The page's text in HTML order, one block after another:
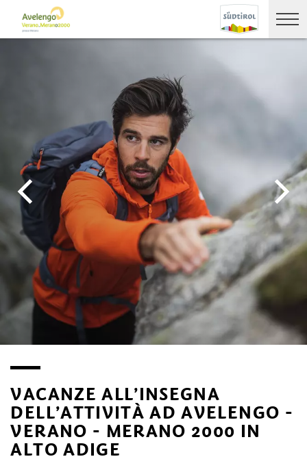
VACANZE ALL’INSEGNA
DELL’ATTIVITÀ AD AVELENGO -
VERANO - MERANO 2000 IN
ALTO ADIGE